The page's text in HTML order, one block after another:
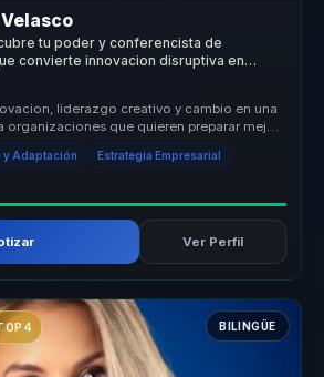
tu poder y conferencista de
convierte innovacion disruptiva en
y equipos.
liderazgo creativo y cambio en una
organizaciones que quieren preparar mejor
y Adaptación Estrategia Empresarial
Ver Perfil
4 BILINGÜE